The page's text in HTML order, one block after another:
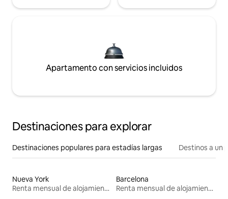
Apartamento con servicios incluidos
Destinaciones para explorar
Destinaciones populares para estadías largas Destinos a un
Nueva York
Renta mensual de alojamientos
Barcelona
Renta mensual de alojamientos